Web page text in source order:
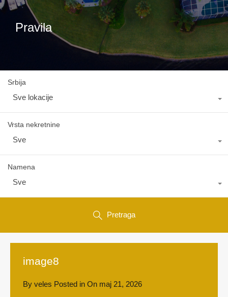
Pravila
Srbija
Sve lokacije
Vrsta nekretnine
Sve
Namena
Sve
Pretraga
image8
By veles Posted in On maj 21, 2026